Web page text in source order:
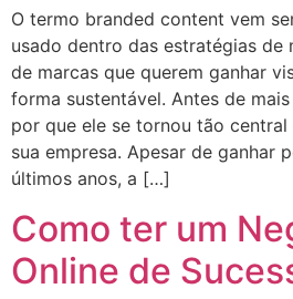
O termo branded content vem
usado dentro das estratégias de
de marcas que querem ganhar
forma sustentável. Antes de
por que ele se tornou tão
sua empresa. Apesar de ganhar
últimos anos, a […]
Como ter um
Online de